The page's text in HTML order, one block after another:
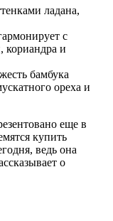
ладана,
с
кориандра и
бамбука
ореха и
еще в
купить
ведь она
о